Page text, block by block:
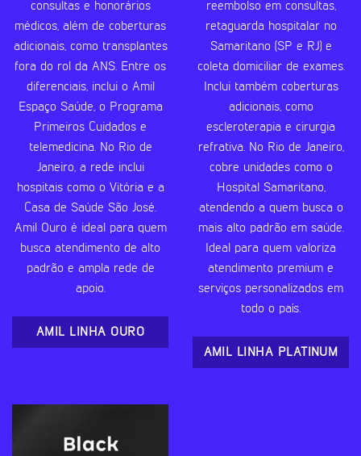
consultas e honorários
médicos, além de coberturas
adicionais, como transplantes
fora do rol da ANS. Entre os
diferenciais, inclui o Amil
Espaço Saúde, o Programa
Primeiros Cuidados e
telemedicina. No Rio de
Janeiro, a rede inclui
hospitais como o Vitória e a
Casa de Saúde São José.
Amil Ouro é ideal para quem
busca atendimento de alto
padrão e ampla rede de
apoio.
AMIL LINHA OURO
reembolso em consultas,
retaguarda hospitalar no
Samaritano (SP e RJ) e
coleta domiciliar de exames.
Inclui também coberturas
adicionais, como
escleroterapia e cirurgia
refrativa. No Rio de Janeiro,
cobre unidades como o
Hospital Samaritano,
atendendo a quem busca o
mais alto padrão em saúde.
Ideal para quem valoriza
atendimento premium e
serviços personalizados em
todo o país.
AMIL LINHA PLATINUM